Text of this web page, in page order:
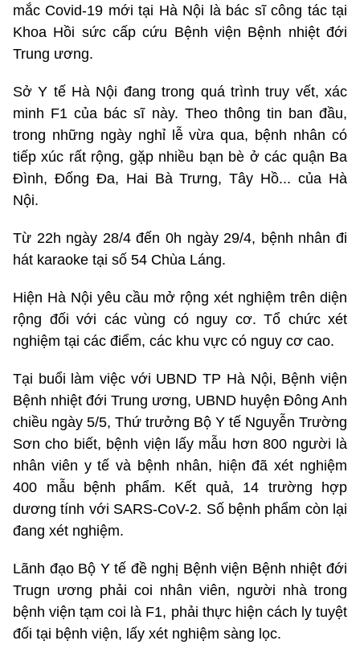
mắc Covid-19 mới tại Hà Nội là bác sĩ công tác tại
Khoa Hồi sức cấp cứu Bệnh viện Bệnh nhiệt đới
Trung ương.
Sở Y tế Hà Nội đang trong quá trình truy vết, xác
minh F1 của bác sĩ này. Theo thông tin ban đầu,
trong những ngày nghỉ lễ vừa qua, bệnh nhân có
tiếp xúc rất rộng, gặp nhiều bạn bè ở các quận Ba
Đình, Đống Đa, Hai Bà Trưng, Tây Hồ... của Hà
Nội.
Từ 22h ngày 28/4 đến 0h ngày 29/4, bệnh nhân đi
hát karaoke tại số 54 Chùa Láng.
Hiện Hà Nội yêu cầu mở rộng xét nghiệm trên diện
rộng đối với các vùng có nguy cơ. Tổ chức xét
nghiệm tại các điểm, các khu vực có nguy cơ cao.
Tại buổi làm việc với UBND TP Hà Nội, Bệnh viện
Bệnh nhiệt đới Trung ương, UBND huyện Đông Anh
chiều ngày 5/5, Thứ trưởng Bộ Y tế Nguyễn Trường
Sơn cho biết, bệnh viện lấy mẫu hơn 800 người là
nhân viên y tế và bệnh nhân, hiện đã xét nghiệm
400 mẫu bệnh phẩm. Kết quả, 14 trường hợp
dương tính với SARS-CoV-2. Số bệnh phẩm còn lại
đang xét nghiệm.
Lãnh đạo Bộ Y tế đề nghị Bệnh viện Bệnh nhiệt đới
Trugn ương phải coi nhân viên, người nhà trong
bệnh viện tạm coi là F1, phải thực hiện cách ly tuyệt
đối tại bệnh viện, lấy xét nghiệm sàng lọc.